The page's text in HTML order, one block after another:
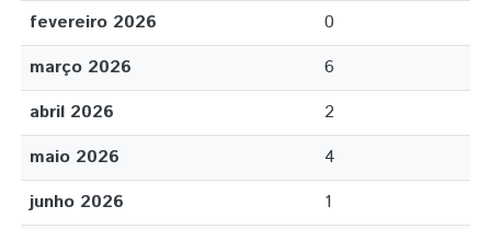
fevereiro 2026
0
março 2026
6
abril 2026
2
maio 2026
4
junho 2026
1